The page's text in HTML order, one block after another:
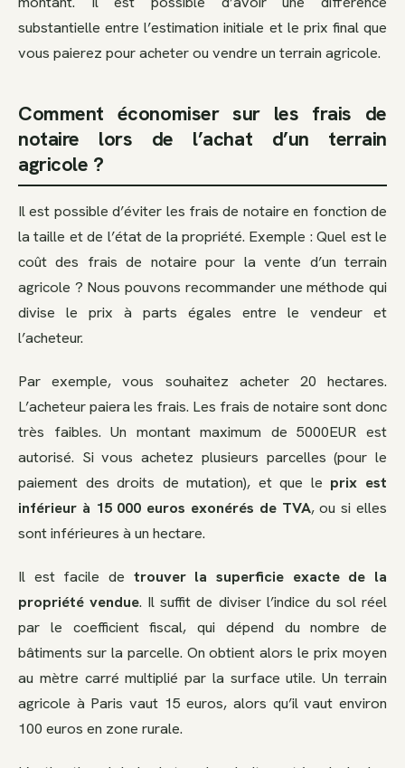
substantielle entre l’estimation initiale et le prix final que
vous paierez pour acheter ou vendre un terrain agricole.
Comment économiser sur les frais de
notaire lors de l’achat d’un terrain
agricole ?
Il est possible d’éviter les frais de notaire en fonction de
la taille et de l’état de la propriété. Exemple : Quel est le
coût des frais de notaire pour la vente d’un terrain
agricole ? Nous pouvons recommander une méthode qui
divise le prix à parts égales entre le vendeur et
l’acheteur.
Par exemple, vous souhaitez acheter 20 hectares.
L’acheteur paiera les frais. Les frais de notaire sont donc
très faibles. Un montant maximum de 5000EUR est
autorisé. Si vous achetez plusieurs parcelles (pour le
paiement des droits de mutation), et que le prix est
inférieur à 15 000 euros exonérés de TVA, ou si elles
sont inférieures à un hectare.
Il est facile de trouver la superficie exacte de la
propriété vendue. Il suffit de diviser l’indice du sol réel
par le coefficient fiscal, qui dépend du nombre de
bâtiments sur la parcelle. On obtient alors le prix moyen
au mètre carré multiplié par la surface utile. Un terrain
agricole à Paris vaut 15 euros, alors qu’il vaut environ
100 euros en zone rurale.